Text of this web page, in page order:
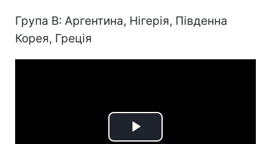
Група В: Аргентина, Нігерія, Південна
Корея, Греція